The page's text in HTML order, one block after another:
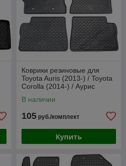
Коврики резиновые для
Toyota Auris (2013-) / Toyota
Corolla (2014-) / Аурис
В наличии
105 руб./комплект
Купить